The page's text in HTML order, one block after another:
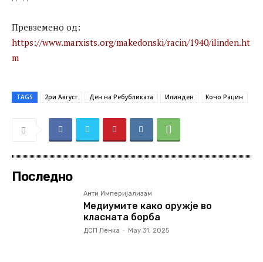
Превземено од:
https://www.marxists.org/makedonski/racin/1940/ilinden.ht
m
TAGS 2ри Август Ден на Ребубликата Илинден Кочо Рацин
Последно
Анти Империјализам
Медиумите како оружје во
класната борба
ДСП Ленка - May 31, 2025